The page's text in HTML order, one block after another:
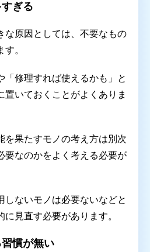
ぎる
な原因としては、不要なもの
。
「修理すれば使えるかも」と
置いておくことがよくありま
を果たすモノの考え方は別次
要なのかをよく考える必要が
しないモノは必要ないなどと
見直す必要があります。
慣が無い